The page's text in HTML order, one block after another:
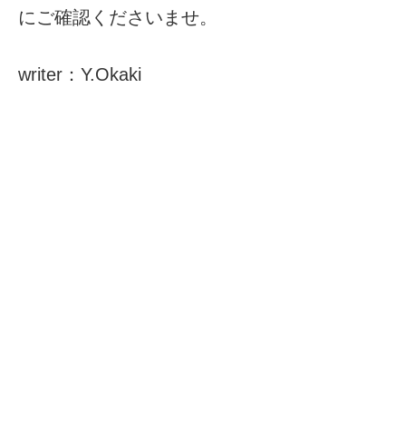
にご確認くださいませ。
writer：Y.Okaki